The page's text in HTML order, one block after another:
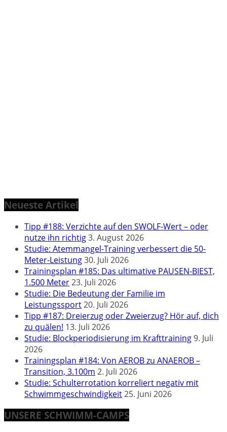
Neueste Artikel
Tipp #188: Verzichte auf den SWOLF-Wert – oder
nutze ihn richtig3. August 2026
Studie: Atemmangel-Training verbessert die 50-
Meter-Leistung30. Juli 2026
Trainingsplan #185: Das ultimative PAUSEN-BIEST,
1.500 Meter23. Juli 2026
Studie: Die Bedeutung der Familie im
Leistungssport20. Juli 2026
Tipp #187: Dreierzug oder Zweierzug? Hör auf, dich
zu quälen! 13. Juli 2026
Studie: Blockperiodisierung im Krafttraining9. Juli
2026
Trainingsplan #184: Von AEROB zu ANAEROB –
Transition, 3.100m 2. Juli 2026
Studie: Schulterrotation korreliert negativ mit
Schwimmgeschwindigkeit25. Juni 2026
UNSERE SCHWIMM-CAMPS